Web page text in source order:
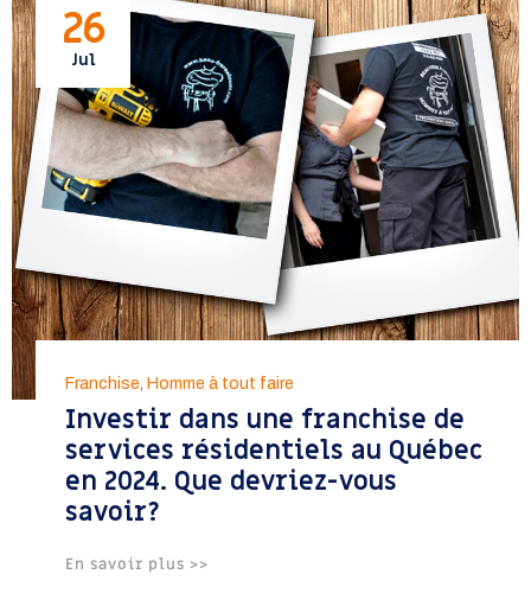
26
Jul
Franchise, Homme à tout faire
Investir dans une franchise de
services résidentiels au Québec
en 2024. Que devriez-vous
savoir?
En savoir plus >>